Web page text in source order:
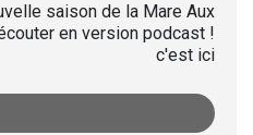
saison de la Mare Aux
en version podcast !
c'est ici